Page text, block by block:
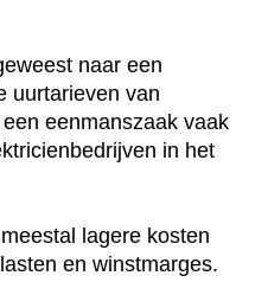
naar een
uurtarieven van
eenmanszaak vaak
in het
lagere kosten
en winstmarges.